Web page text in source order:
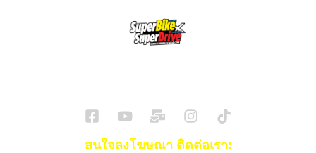
สนใจลงโฆษณา ติดต่อเรา: